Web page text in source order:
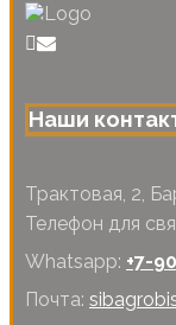
Наши
Трактовая, 2,
Телефон для
Whatsapp: +7-
Почта: